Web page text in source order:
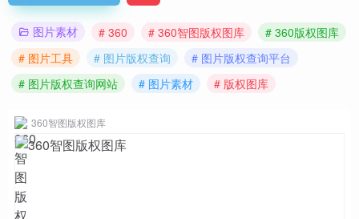
图片素材 # 360 # 360智图版权图库
# 360版权图库
# 图片工具
# 图片版权查询
# 图片版权查询平台
# 图片版权查询网站
# 图片素材 # 版权图库
360智图版权图库